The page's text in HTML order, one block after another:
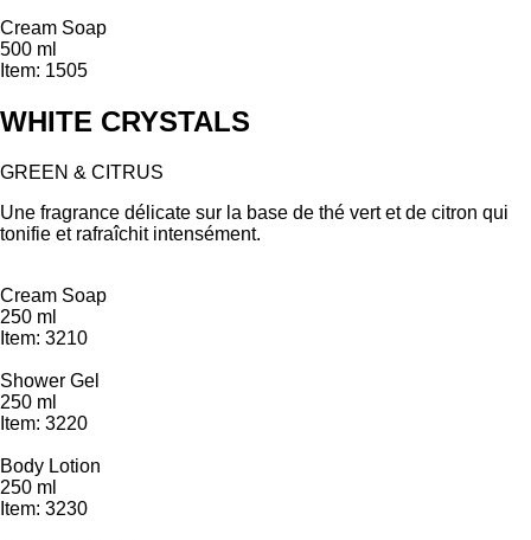
Cream Soap
500 ml
Item: 1505
WHITE CRYSTALS
GREEN & CITRUS
Une fragrance délicate sur la base de thé vert et de citron qui
tonifie et rafraîchit intensément.
Cream Soap
250 ml
Item: 3210
Shower Gel
250 ml
Item: 3220
Body Lotion
250 ml
Item: 3230